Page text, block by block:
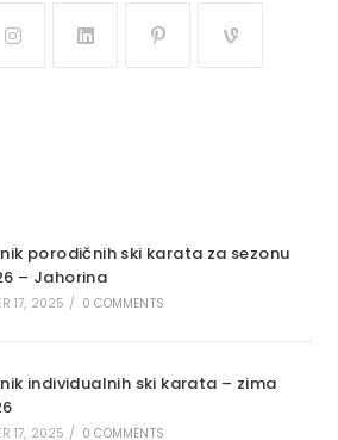
porodičnih ski karata za sezonu
– Jahorina
17, 2025 / 0 COMMENTS
individualnih ski karata – zima
17, 2025 / 0 COMMENTS